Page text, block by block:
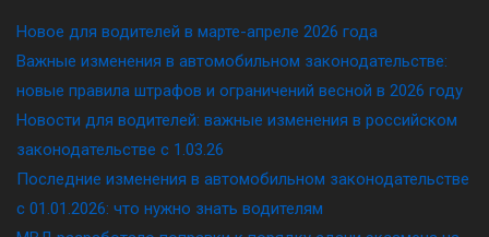
Новое для водителей в марте-апреле 2026 года
Важные изменения в автомобильном законодательстве:
новые правила штрафов и ограничений весной в 2026 году
Новости для водителей: важные изменения в российском
законодательстве c 1.03.26
Последние изменения в автомобильном законодательстве
c 01.01.2026: что нужно знать водителям